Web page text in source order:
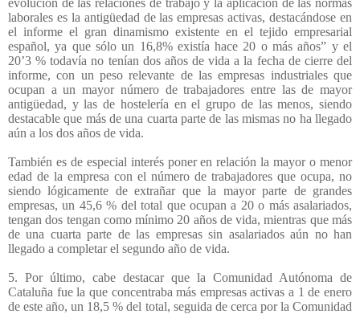
laborales es la antigüedad de las empresas activas, destacándose en
el informe el gran dinamismo existente en el tejido empresarial
español, ya que sólo un 16,8% existía hace 20 o más años” y el
20’3 % todavía no tenían dos años de vida a la fecha de cierre del
informe, con un peso relevante de las empresas industriales que
ocupan a un mayor número de trabajadores entre las de mayor
antigüedad, y las de hostelería en el grupo de las menos, siendo
destacable que más de una cuarta parte de las mismas no ha llegado
aún a los dos años de vida.
También es de especial interés poner en relación la mayor o menor
edad de la empresa con el número de trabajadores que ocupa, no
siendo lógicamente de extrañar que la mayor parte de grandes
empresas, un 45,6 % del total que ocupan a 20 o más asalariados,
tengan dos tengan como mínimo 20 años de vida, mientras que más
de una cuarta parte de las empresas sin asalariados aún no han
llegado a completar el segundo año de vida.
5. Por último, cabe destacar que la Comunidad Autónoma de
Cataluña fue la que concentraba más empresas activas a 1 de enero
de este año, un 18,5 % del total, seguida de cerca por la Comunidad